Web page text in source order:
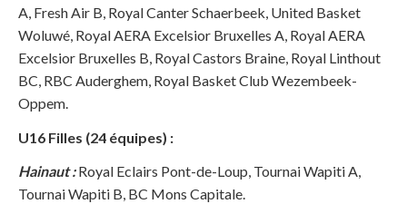
A, Fresh Air B, Royal Canter Schaerbeek, United Basket
Woluwé, Royal AERA Excelsior Bruxelles A, Royal AERA
Excelsior Bruxelles B, Royal Castors Braine, Royal Linthout
BC, RBC Auderghem, Royal Basket Club Wezembeek-
Oppem.
U16 Filles (24 équipes) :
Hainaut :Royal Eclairs Pont-de-Loup, Tournai Wapiti A,
Tournai Wapiti B, BC Mons Capitale.